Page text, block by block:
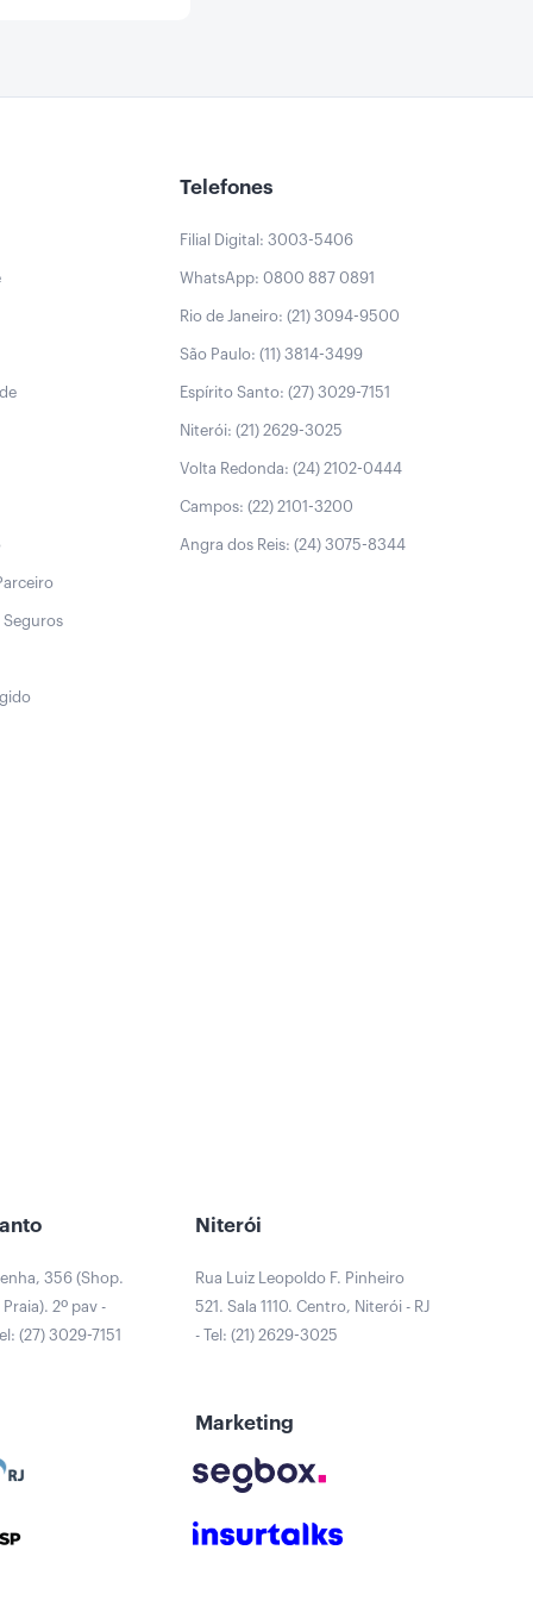
Seguros
Telefones
Filial Digital: 3003-5406
WhatsApp: 0800 887 0891
Rio de Janeiro: (21) 3094-9500
São Paulo: (11) 3814-3499
Espírito Santo: (27) 3029-7151
Niterói: (21) 2629-3025
Volta Redonda: (24) 2102-0444
Campos: (22) 2101-3200
Angra dos Reis: (24) 3075-8344
356 (Shop.
2º pav -
(27) 3029-7151
Niterói
Rua Luiz Leopoldo F. Pinheiro
521. Sala 1110. Centro, Niterói - RJ
- Tel: (21) 2629-3025
Marketing